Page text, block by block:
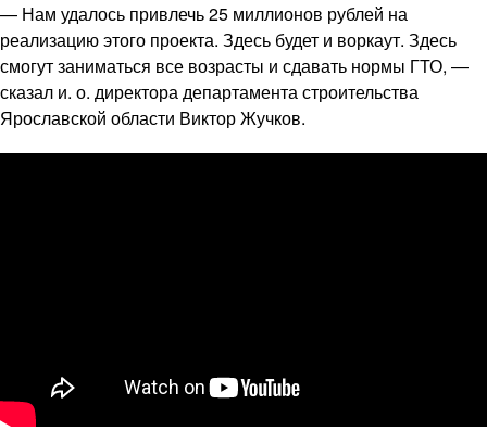
— Нам удалось привлечь 25 миллионов рублей на
реализацию этого проекта. Здесь будет и воркаут. Здесь
смогут заниматься все возрасты и сдавать нормы ГТО, —
сказал и. о. директора департамента строительства
Ярославской области Виктор Жучков.